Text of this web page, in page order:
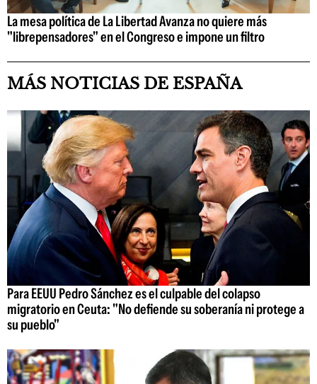
La mesa política de La Libertad Avanza no quiere más
"librepensadores" en el Congreso e impone un filtro
MÁS NOTICIAS DE ESPAÑA
Para EEUU Pedro Sánchez es el culpable del colapso
migratorio en Ceuta: "No defiende su soberanía ni protege a
su pueblo"